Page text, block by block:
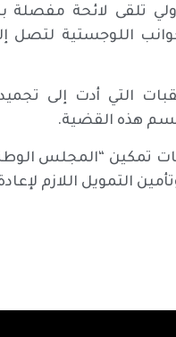
تلقى لائحة مفصلة
اللوجستية لتصل
التي أدت إلى
هذه القضية.
تمكين “المجلس
التمويل اللازم لإعادة